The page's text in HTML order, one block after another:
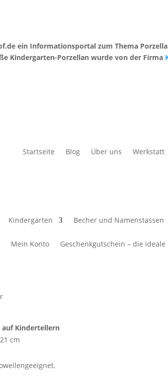
ein Informationsportal zum Thema
Kindergarten-Porzellan wurde von der Firma
Startseite Blog Über uns Werkstatt
Kindergärten Becher und Namenstassen
Mein Konto Geschenkgutschein – die ideale
auf Kindertellern
cm